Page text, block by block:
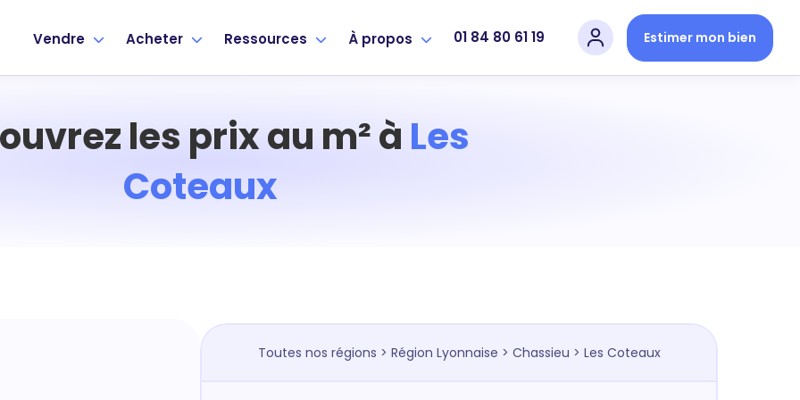
Vendre Acheter Ressources À propos 01 84 80 61 19 Estimer mon bien
les prix au m² à Les
Coteaux
Toutes nos régions > Région Lyonnaise > Chassieu > Les Coteaux